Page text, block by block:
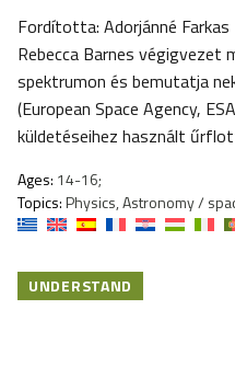
Fordította: Adorjánné Farkas
Rebecca Barnes végigvezet
spektrumon és bemutatja
(European Space Agency,
küldetéseihez használt
Ages: 14-16;
Topics:Physics, Astronomy /
UNDERSTAND